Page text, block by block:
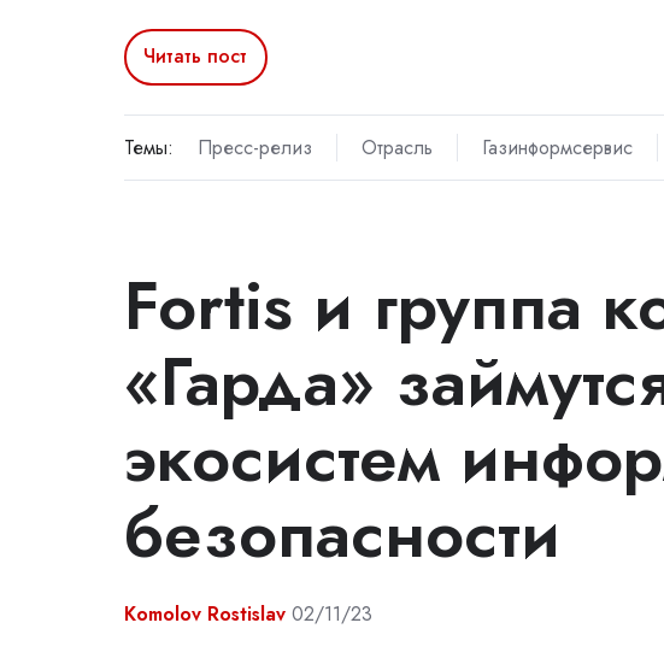
Читать пост
Темы: Пресс-релиз Отрасль Газинформсервис
Fortis и группа
«Гарда»
экосистем
безопасности
Komolov Rostislav 02/11/23